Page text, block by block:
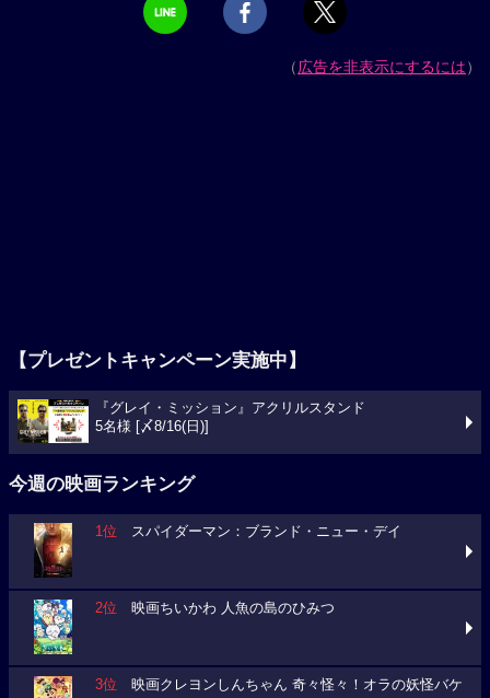
（広告を非表示にするには）
【プレゼントキャンペーン実施中】
『グレイ・ミッション』アクリルスタンド
5名様 [〆8/16(日)]
今週の映画ランキング
1位 スパイダーマン：ブランド・ニュー・デイ
2位 映画ちいかわ 人魚の島のひみつ
3位 映画クレヨンしんちゃん 奇々怪々！オラの妖怪バケ